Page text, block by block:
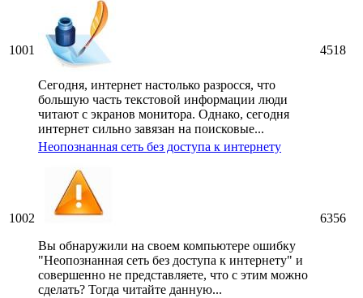
1001
Сегодня, интернет настолько разросся, что
большую часть текстовой информации люди
читают с экранов монитора. Однако, сегодня
интернет сильно завязан на поисковые...
4518
1002
Неопознанная сеть без доступа к интернету
Вы обнаружили на своем компьютере ошибку
"Неопознанная сеть без доступа к интернету" и
совершенно не представляете, что с этим можно
сделать? Тогда читайте данную...
6356